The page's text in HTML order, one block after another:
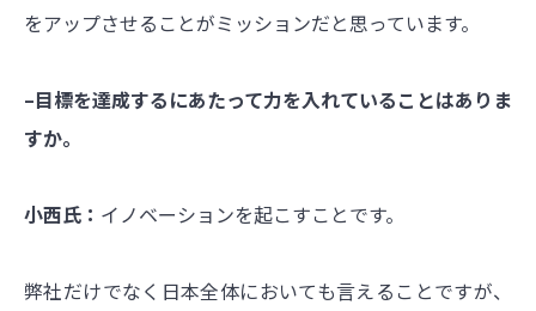
をアップさせることがミッションだと思っています。
–目標を達成するにあたって力を入れていることはありま
すか。
小西氏： イノベーションを起こすことです。
弊社だけでなく日本全体においても言えることですが、